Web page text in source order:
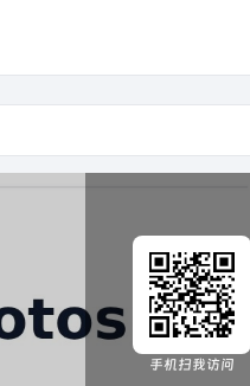
手机扫我访问